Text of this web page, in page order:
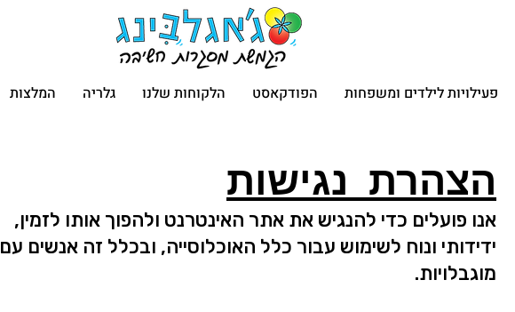
פעילויות לילדים ומשפחות הפודקאסט הלקוחות שלנו גלריה המלצות
הצהרת נגישות
אנו פועלים כדי להנגיש את אתר האינטרנט ולהפוך אותו לזמין,
ידידותי ונוח לשימוש עבור כלל האוכלוסייה, ובכלל זה אנשים עם
מוגבלויות.